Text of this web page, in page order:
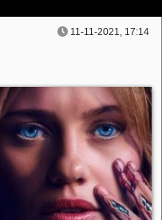
11-11-2021, 17:14